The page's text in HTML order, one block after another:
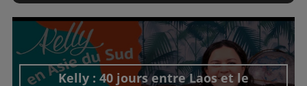
Kelly : 40 jours entre Laos et le